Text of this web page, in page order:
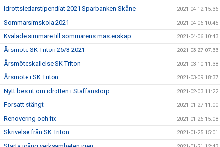
Idrottsledarstipendiat 2021 Sparbanken Skåne 2021-04-12 15:36
Sommarsimskola 2021 2021-04-06 10:45
Kvalade simmare till sommarens mästerskap 2021-04-06 10:43
Årsmöte SK Triton 25/3 2021 2021-03-27 07:33
Årsmöteskallelse SK Triton 2021-03-10 11:38
Årsmöte i SK Triton 2021-03-09 18:37
Nytt beslut om idrotten i Staffanstorp 2021-02-03 11:22
Forsatt stängt 2021-01-27 11:00
Renovering och fix 2021-01-26 15:08
Skrivelse från SK Triton 2021-01-25 15:01